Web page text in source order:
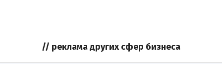
// реклама других сфер бизнеса